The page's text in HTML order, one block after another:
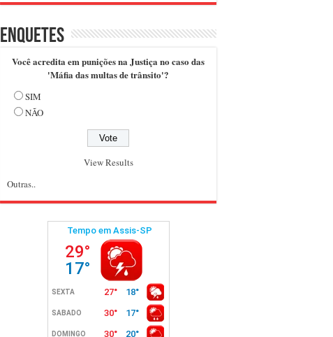
Enquetes
Você acredita em punições na Justiça no caso das
'Máfia das multas de trânsito'?
SIM
NÃO
View Results
Outras..